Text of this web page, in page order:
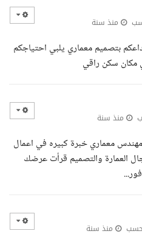
منذ سنة
بتصميم معماري يلبي احتياجكم
سكن راقي
منذ سنة
معماري خبرة كبيره في اعمال
العمارة والتصميم قرأت عرضك
منذ سنة